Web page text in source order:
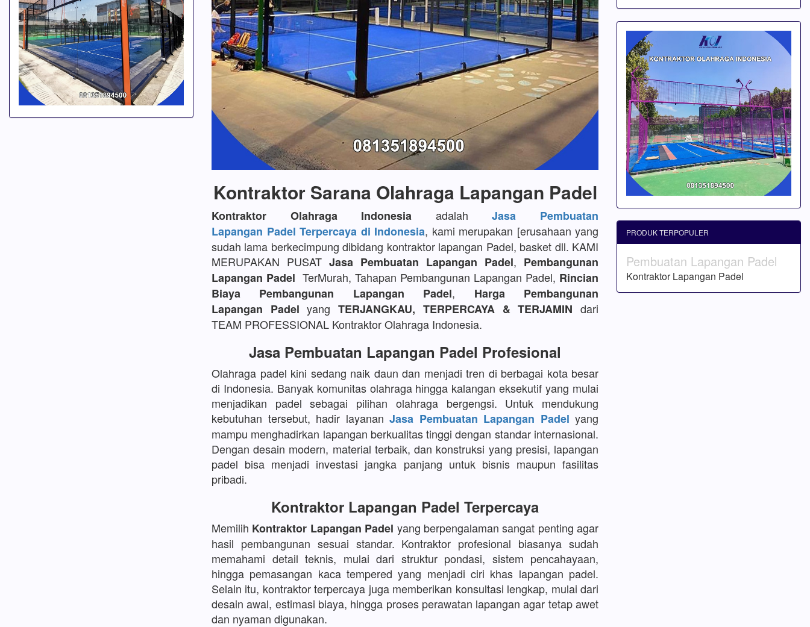
Kontraktor Sarana Olahraga Lapangan Padel
Kontraktor Olahraga Indonesia adalahJasa Pembuatan
Lapangan Padel Terpercaya di Indonesia, kami merupakan [erusahaan yang
sudah lama berkecimpung dibidang kontraktor lapangan Padel, basket dll. KAMI
MERUPAKAN PUSAT Jasa Pembuatan Lapangan Padel, Pembangunan
Lapangan Padel TerMurah, Tahapan Pembangunan Lapangan Padel, Rincian
Biaya Pembangunan Lapangan Padel, Harga Pembangunan
Lapangan Padel yangTERJANGKAU, TERPERCAYA & TERJAMIN dari
TEAM PROFESSIONAL Kontraktor Olahraga Indonesia.
Jasa Pembuatan Lapangan Padel Profesional
Olahraga padel kini sedang naik daun dan menjadi tren di berbagai kota besar
di Indonesia. Banyak komunitas olahraga hingga kalangan eksekutif yang mulai
menjadikan padel sebagai pilihan olahraga bergengsi. Untuk mendukung
kebutuhan tersebut, hadir layanan Jasa Pembuatan Lapangan Padel yang
mampu menghadirkan lapangan berkualitas tinggi dengan standar internasional.
Dengan desain modern, material terbaik, dan konstruksi yang presisi, lapangan
padel bisa menjadi investasi jangka panjang untuk bisnis maupun fasilitas
pribadi.
Kontraktor Lapangan Padel Terpercaya
Memilih Kontraktor Lapangan Padel yang berpengalaman sangat penting agar
hasil pembangunan sesuai standar. Kontraktor profesional biasanya sudah
memahami detail teknis, mulai dari struktur pondasi, sistem pencahayaan,
hingga pemasangan kaca tempered yang menjadi ciri khas lapangan padel.
Selain itu, kontraktor terpercaya juga memberikan konsultasi lengkap, mulai dari
desain awal, estimasi biaya, hingga proses perawatan lapangan agar tetap awet
dan nyaman digunakan.
PRODUK TERPOPULER
Pembuatan Lapangan Padel
Kontraktor Lapangan Padel